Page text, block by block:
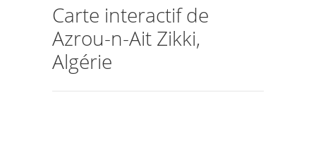
Carte interactif de
Azrou-n-Ait Zikki,
Algérie